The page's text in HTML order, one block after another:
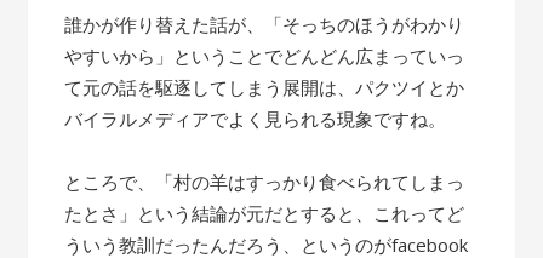
誰かが作り替えた話が、「そっちのほうがわかり
やすいから」ということでどんどん広まっていっ
て元の話を駆逐してしまう展開は、パクツイとか
バイラルメディアでよく見られる現象ですね。
ところで、「村の羊はすっかり食べられてしまっ
たとさ」という結論が元だとすると、これってど
ういう教訓だったんだろう、というのがfacebook